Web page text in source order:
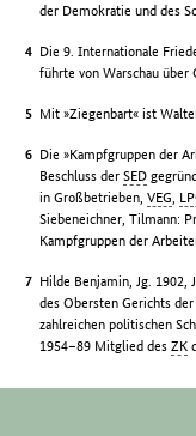
der Demokratie und des
Die 9. Internationale
führte von Warschau über
Mit »Ziegenbart« ist
Die »Kampfgruppen der
Beschluss derSED
in Großbetrieben,VEG,
Siebeneichner, Tilmann:
Kampfgruppen der
Hilde Benjamin, Jg. 1902,
des Obersten Gerichts der
zahlreichen politischen
1954–89 Mitglied desZK